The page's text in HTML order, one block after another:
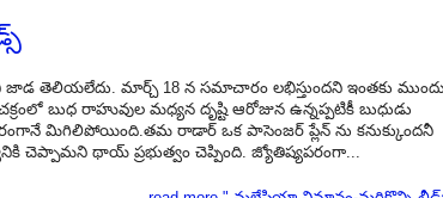
తెలియలేదు. మార్చ్ 18 న సమాచారం లభిస్తుందని ఇంతకు ముందు
బుధ రాహువుల మధ్యన దృష్టి ఆరోజున ఉన్నప్పటికీ బుధుడు
మిగిలిపోయింది.తమ రాడార్ ఒక పాసెంజర్ ప్లేన్ ను కనుక్కుందనీ
చెప్పామని థాయ్ ప్రభుత్వం చెప్పింది. జ్యోతిష్యపరంగా...